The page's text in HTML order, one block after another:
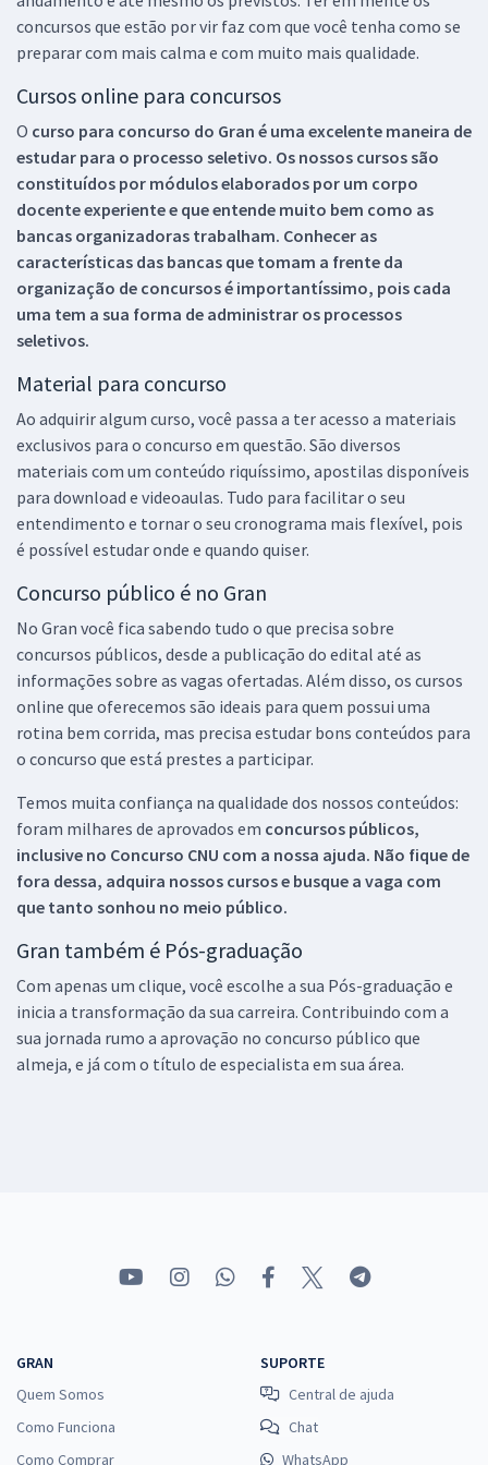
concursos que estão por vir faz com que você tenha como se
preparar com mais calma e com muito mais qualidade.
Cursos online para concursos
O curso para concurso do Gran é uma excelente maneira de
estudar para o processo seletivo. Os nossos cursos são
constituídos por módulos elaborados por um corpo
docente experiente e que entende muito bem como as
bancas organizadoras trabalham. Conhecer as
características das bancas que tomam a frente da
organização de concursos é importantíssimo, pois cada
uma tem a sua forma de administrar os processos
seletivos.
Material para concurso
Ao adquirir algum curso, você passa a ter acesso a materiais
exclusivos para o concurso em questão. São diversos
materiais com um conteúdo riquíssimo, apostilas disponíveis
para download e videoaulas. Tudo para facilitar o seu
entendimento e tornar o seu cronograma mais flexível, pois
é possível estudar onde e quando quiser.
Concurso público é no Gran
No Gran você fica sabendo tudo o que precisa sobre
concursos públicos, desde a publicação do edital até as
informações sobre as vagas ofertadas. Além disso, os cursos
online que oferecemos são ideais para quem possui uma
rotina bem corrida, mas precisa estudar bons conteúdos para
o concurso que está prestes a participar.
Temos muita confiança na qualidade dos nossos conteúdos:
foram milhares de aprovados em concursos públicos,
inclusive no Concurso CNU com a nossa ajuda. Não fique de
fora dessa, adquira nossos cursos e busque a vaga com
que tanto sonhou no meio público.
Gran também é Pós-graduação
Com apenas um clique, você escolhe a sua Pós-graduação e
inicia a transformação da sua carreira. Contribuindo com a
sua jornada rumo a aprovação no concurso público que
almeja, e já com o título de especialista em sua área.
GRAN
Quem Somos
Como Funciona
Como Comprar
SUPORTE
Central de ajuda
Chat
WhatsApp